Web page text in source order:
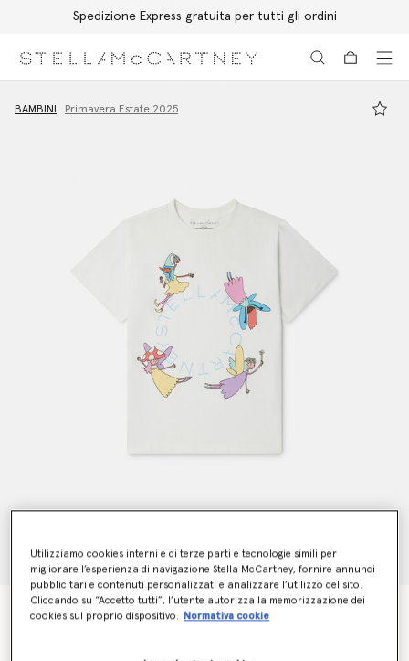
Spedizione Express gratuita per tutti gli ordini
BAMBINI Primavera Estate 2025
Maglietta girocollo con stampa fate
Utilizziamo cookies interni e di terze parti e tecnologie simili per
migliorare l’esperienza di navigazione Stella McCartney, fornire annunci
pubblicitari e contenuti personalizzati e analizzare l’utilizzo del sito.
Cliccando su “Accetto tutti”, l’utente autorizza la memorizzazione dei
cookies sul proprio dispositivo.
Normativa cookie